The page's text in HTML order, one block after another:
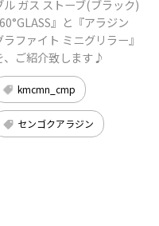
ル ガス ストーブ(ブラック)
』と『アラジン
ラファイト ミニグリラー』
、ご紹介致します♪
kmcmn_cmp
センゴクアラジン